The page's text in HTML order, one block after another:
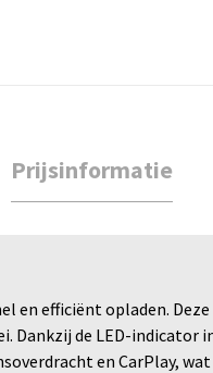
Prijsinformatie
en efficiënt opladen.
Dankzij de LED-indicator
en CarPlay,